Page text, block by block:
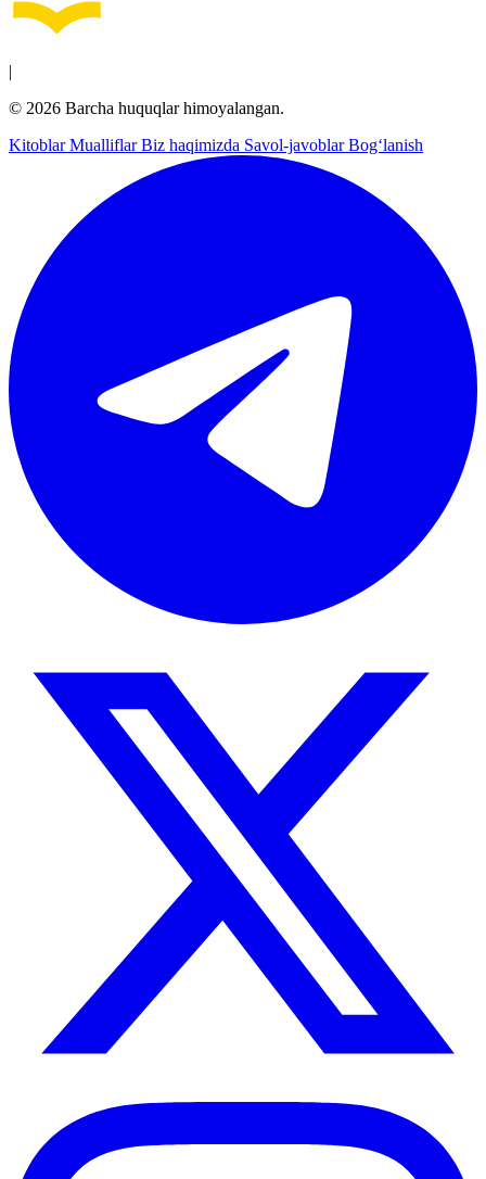
|
© 2026 Barcha huquqlar himoyalangan.
KitoblarMualliflarBiz haqimizda Savol-javoblarBog‘lanish